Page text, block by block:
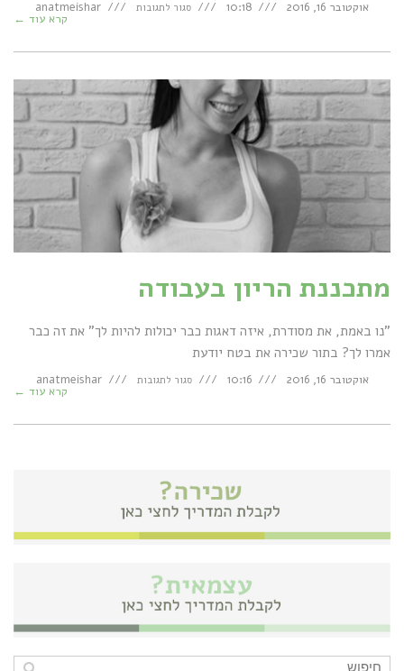
אוקטובר 16, 2016 10:18 סגור לתגובות anatmeishar
קרא עוד ←
מתכננת הריון בעבודה
"נו באמת, את מסודרת, איזה דאגות כבר יכולות להיות לך" את זה כבר
אמרו לך? בתור שכירה את בטח יודעת
אוקטובר 16, 2016 10:16 סגור לתגובות מתכננת
anatmeishar
קרא עוד ←